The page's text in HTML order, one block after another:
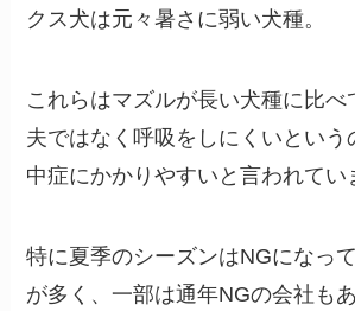
クス犬は元々暑さに弱い犬種。
これらはマズルが長い犬種に比べ
夫ではなく呼吸をしにくいという
中症にかかりやすいと言われてい
特に夏季のシーズンはNGになっ
が多く、一部は通年NGの会社もあ